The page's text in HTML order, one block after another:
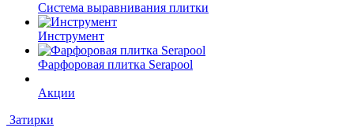
Система выравнивания плитки
Инструмент
Фарфоровая плитка Serapool
Акции
Затирки